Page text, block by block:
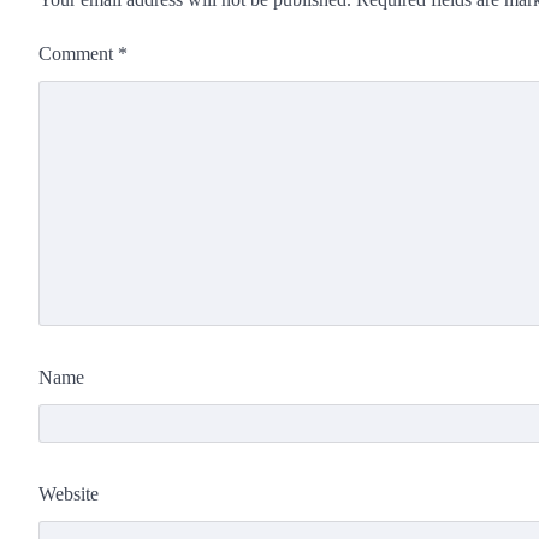
Comment *
Name
Website